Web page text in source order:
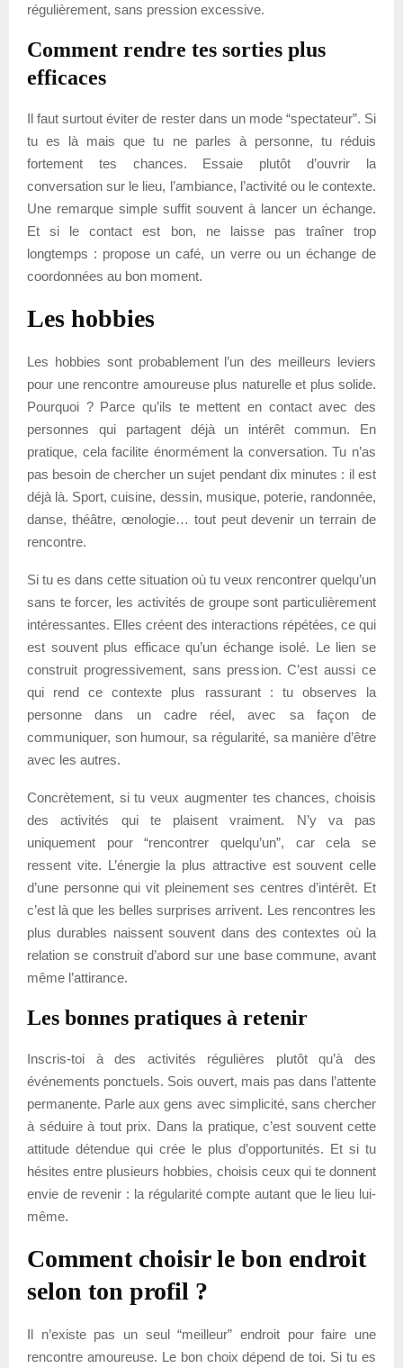
régulièrement, sans pression excessive.
Comment rendre tes sorties plus
efficaces
Il faut surtout éviter de rester dans un mode “spectateur”. Si
tu es là mais que tu ne parles à personne, tu réduis
fortement tes chances. Essaie plutôt d’ouvrir la
conversation sur le lieu, l’ambiance, l’activité ou le contexte.
Une remarque simple suffit souvent à lancer un échange.
Et si le contact est bon, ne laisse pas traîner trop
longtemps : propose un café, un verre ou un échange de
coordonnées au bon moment.
Les hobbies
Les hobbies sont probablement l’un des meilleurs leviers
pour une rencontre amoureuse plus naturelle et plus solide.
Pourquoi ? Parce qu’ils te mettent en contact avec des
personnes qui partagent déjà un intérêt commun. En
pratique, cela facilite énormément la conversation. Tu n’as
pas besoin de chercher un sujet pendant dix minutes : il est
déjà là. Sport, cuisine, dessin, musique, poterie, randonnée,
danse, théâtre, œnologie… tout peut devenir un terrain de
rencontre.
Si tu es dans cette situation où tu veux rencontrer quelqu’un
sans te forcer, les activités de groupe sont particulièrement
intéressantes. Elles créent des interactions répétées, ce qui
est souvent plus efficace qu’un échange isolé. Le lien se
construit progressivement, sans pression. C’est aussi ce
qui rend ce contexte plus rassurant : tu observes la
personne dans un cadre réel, avec sa façon de
communiquer, son humour, sa régularité, sa manière d’être
avec les autres.
Concrètement, si tu veux augmenter tes chances, choisis
des activités qui te plaisent vraiment. N’y va pas
uniquement pour “rencontrer quelqu’un”, car cela se
ressent vite. L’énergie la plus attractive est souvent celle
d’une personne qui vit pleinement ses centres d’intérêt. Et
c’est là que les belles surprises arrivent. Les rencontres les
plus durables naissent souvent dans des contextes où la
relation se construit d’abord sur une base commune, avant
même l’attirance.
Les bonnes pratiques à retenir
Inscris-toi à des activités régulières plutôt qu’à des
événements ponctuels. Sois ouvert, mais pas dans l’attente
permanente. Parle aux gens avec simplicité, sans chercher
à séduire à tout prix. Dans la pratique, c’est souvent cette
attitude détendue qui crée le plus d’opportunités. Et si tu
hésites entre plusieurs hobbies, choisis ceux qui te donnent
envie de revenir : la régularité compte autant que le lieu lui-
même.
Comment choisir le bon endroit
selon ton profil ?
Il n’existe pas un seul “meilleur” endroit pour faire une
rencontre amoureuse. Le bon choix dépend de toi. Si tu es